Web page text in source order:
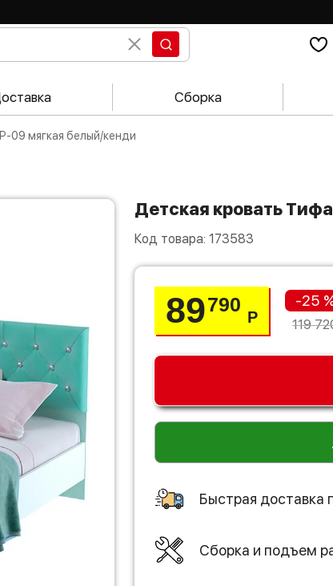
Сборка
09 мягкая белый/кенди
Детская кровать
Код товара: 173583
89790
Р
-25
119
Быстрая доставка
Сборка и подъем